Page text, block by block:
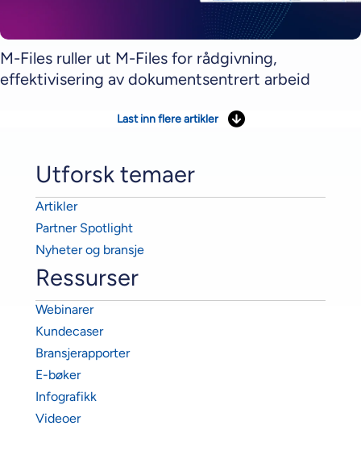
M-Files ruller ut M-Files for rådgivning,
effektivisering av dokumentsentrert arbeid
Last inn flere artikler
Utforsk temaer
Artikler
Partner Spotlight
Nyheter og bransje
Ressurser
Webinarer
Kundecaser
Bransjerapporter
E-bøker
Infografikk
Videoer